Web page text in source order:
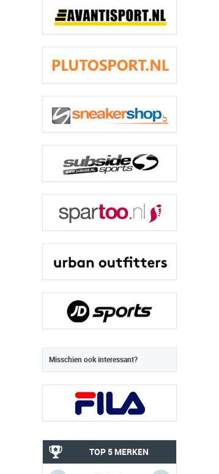
Misschien ook interessant?
TOP 5 MERKEN